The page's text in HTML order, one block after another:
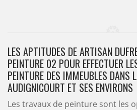
LES APTITUDES DE ARTISAN
PEINTURE 02 POUR EFFECTUER
PEINTURE DES IMMEUBLES DANS
AUDIGNICOURT ET SES ENVIRONS
Les travaux de peinture sont les